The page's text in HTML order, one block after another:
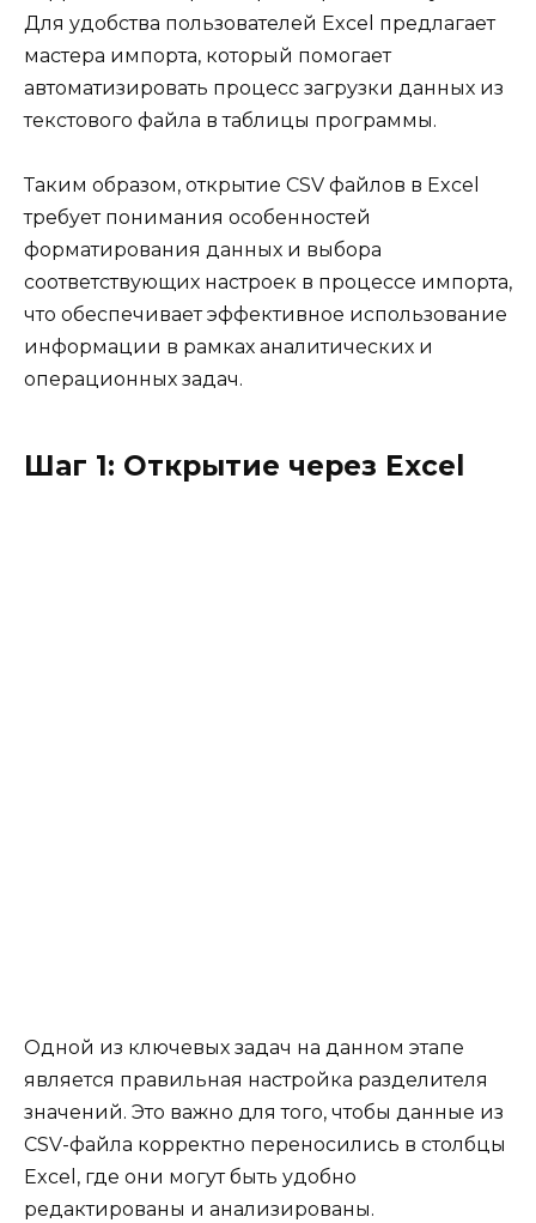
Для удобства пользователей Excel предлагает
мастера импорта, который помогает
автоматизировать процесс загрузки данных из
текстового файла в таблицы программы.
Таким образом, открытие CSV файлов в Excel
требует понимания особенностей
форматирования данных и выбора
соответствующих настроек в процессе импорта,
что обеспечивает эффективное использование
информации в рамках аналитических и
операционных задач.
Шаг 1: Открытие через Excel
Одной из ключевых задач на данном этапе
является правильная настройка разделителя
значений. Это важно для того, чтобы данные из
CSV-файла корректно переносились в столбцы
Excel, где они могут быть удобно
редактированы и анализированы.